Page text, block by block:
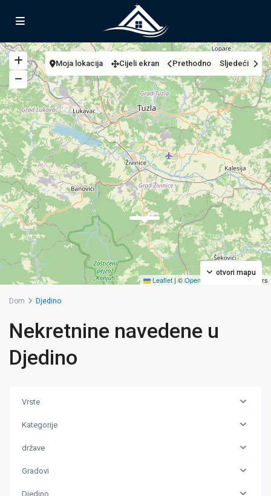
Leaflet | ©OpenStreetMap contributors
otvori mapu
Moja lokacija Cijeli ekran Prethodno Sljedeći
Dom Djedino
Nekretnine navedene u
Djedino
Vrste
Kategorije
države
Gradovi
Djedino